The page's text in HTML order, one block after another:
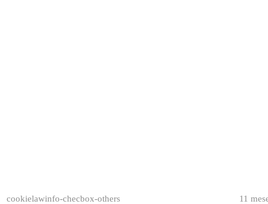
cookielawinfo-checbox-others 11